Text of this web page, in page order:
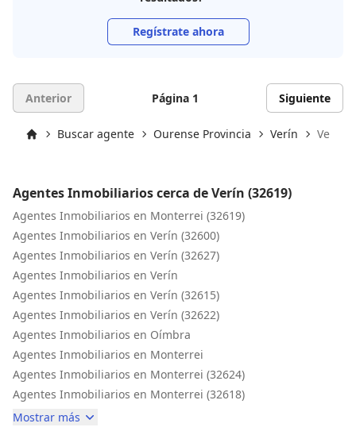
Regístrate ahora
Anterior Página 1 Siguiente
Buscar agente Ourense Provincia Verín Verín
Agentes Inmobiliarios cerca de Verín (32619)
Agentes Inmobiliarios en Monterrei (32619)
Agentes Inmobiliarios en Verín (32600)
Agentes Inmobiliarios en Verín (32627)
Agentes Inmobiliarios en Verín
Agentes Inmobiliarios en Verín (32615)
Agentes Inmobiliarios en Verín (32622)
Agentes Inmobiliarios en Oímbra
Agentes Inmobiliarios en Monterrei
Agentes Inmobiliarios en Monterrei (32624)
Agentes Inmobiliarios en Monterrei (32618)
Mostrar más